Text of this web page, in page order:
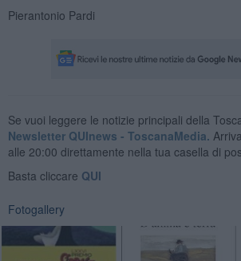
Pierantonio Pardi
Se vuoi leggere le notizie principali della
Newsletter QUInews - ToscanaMedia.
alle 20:00 direttamente nella tua casella di
Basta cliccare QUI
Fotogallery